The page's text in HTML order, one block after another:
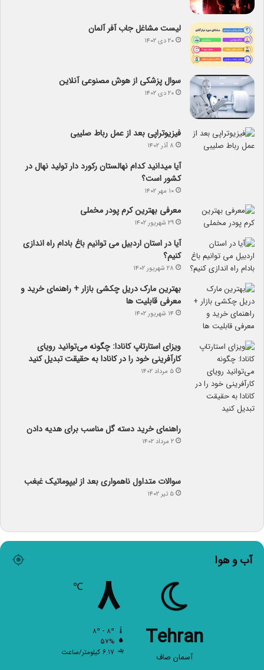
لیست مشاغل جاب آفر آلمان
۲۰ دی ۱۴۰۲
سوال پزشکی از هوش مصنوعی آنلاین
۲۰ دی ۱۴۰۲
فیزیوتراپی بعد از عمل رباط صلیبی
۸ آذر ۱۴۰۲
آیا می­دانید کدام نهالستان رکورد دار تولید نهال­ در
کشور است؟
۱۰ مهر ۱۴۰۲
معرفی بهترین کرم پودر مخملی
۲۹ شهریور ۱۴۰۲
آیا در استان اردبیل می توانیم باغ بادام راه اندازی
کنیم؟
۲۸ شهریور ۱۴۰۲
بهترین مارک دریل چکشی بازار + راهنمای خرید و
معرفی قابلیت ها
۱۴ شهریور ۱۴۰۲
ویزای استارتاپ کانادا: چگونه می‌توانید رویای
کارآفرینی خود را در کانادا به حقیقت تبدیل کنید
۵ مرداد ۱۴۰۲
راهنمای خرید دسته گل مناسب برای هدیه دادن
۲ مرداد ۱۴۰۲
سوالات متداول ناهمواری بعد از لیپوماتیک غبغب
۵ تیر ۱۴۰۲
آب و هوا
Tehran
آسمان صاف
۸
۵۷%
۶.۱۷ کیلومتر/ساعت